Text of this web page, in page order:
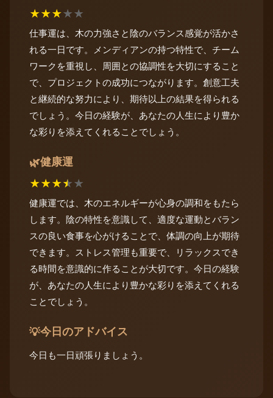
★★★★★
仕事運は、木の力強さと陰のバランス感覚が活かさ
れる一日です。メンディアンの持つ特性で、チーム
ワークを重視し、周囲との協調性を大切にすること
で、プロジェクトの成功につながります。創意工夫
と継続的な努力により、期待以上の結果を得られる
でしょう。今日の経験が、あなたの人生により豊か
な彩りを添えてくれることでしょう。
🌿健康運
★★★★★
健康運では、木のエネルギーが心身の調和をもたら
します。陰の特性を意識して、適度な運動とバラン
スの良い食事を心がけることで、体調の向上が期待
できます。ストレス管理も重要で、リラックスでき
る時間を意識的に作ることが大切です。今日の経験
が、あなたの人生により豊かな彩りを添えてくれる
ことでしょう。
💡今日のアドバイス
今日も一日頑張りましょう。